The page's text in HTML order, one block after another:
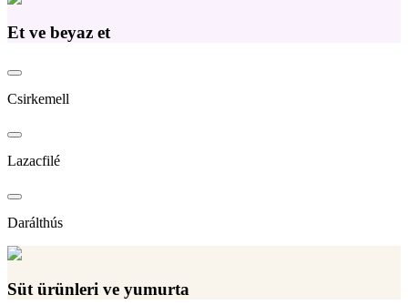
Et ve beyaz et
Csirkemell
Lazacfilé
Darálthús
Süt ürünleri ve yumurta